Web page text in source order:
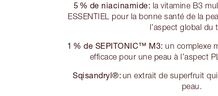
5 % de niacinamide: la vitamine B3
ESSENTIEL pour la bonne santé de la
l’aspect global du
1 % de SEPITONIC™ M3: un complexe
efficace pour une peau à l’aspect
Sqisandryl®: un extrait de superfruit
peau.